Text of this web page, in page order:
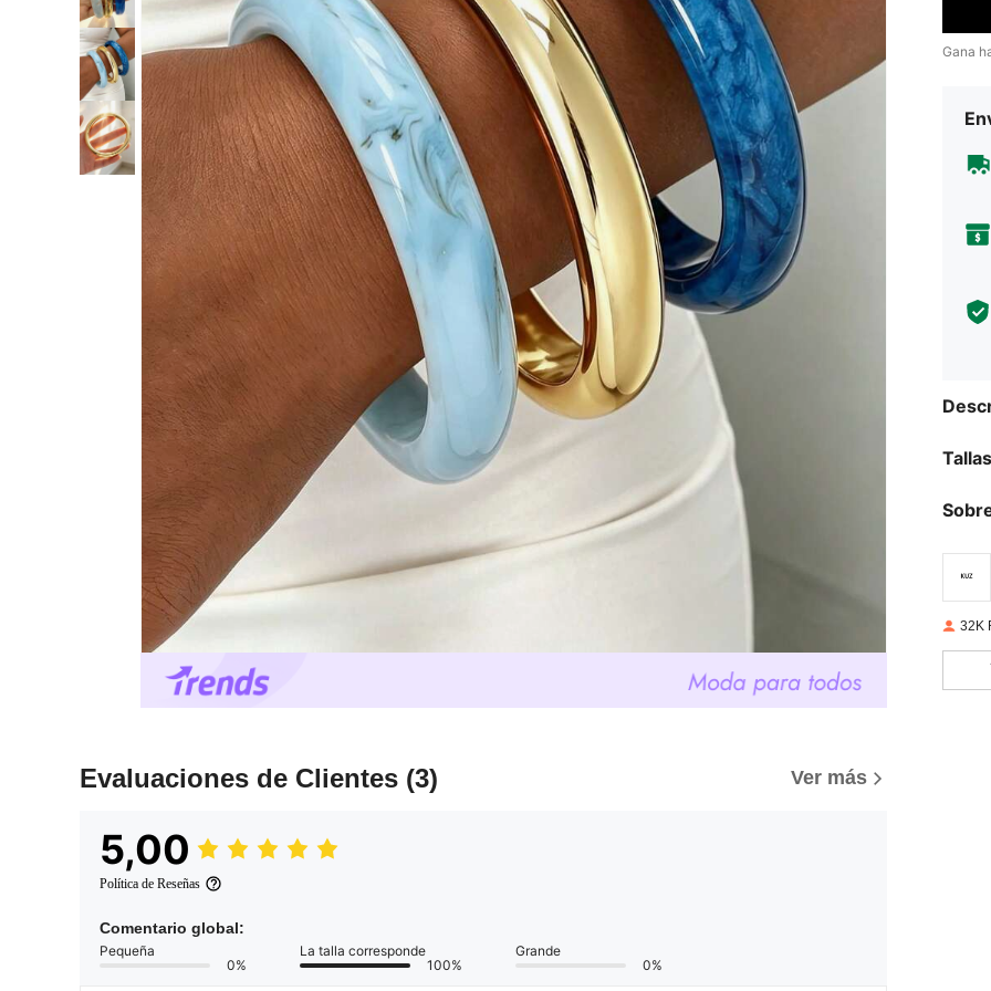
Evaluaciones de Clientes (3) Ver más
5,00
Política de Reseñas
Comentario global:
Pequeña
0%
La talla corresponde
100%
Grande
0%
Gana
32K